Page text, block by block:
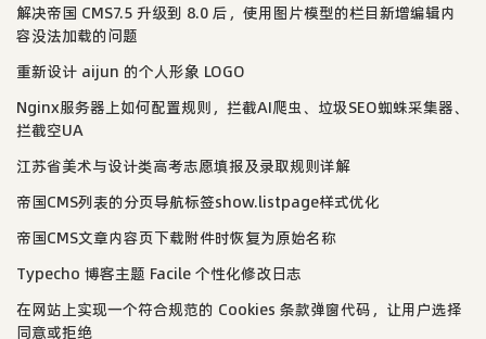
解决帝国 CMS7.5 升级到 8.0 后，使用图片模型的栏目新增编辑内
容没法加载的问题
重新设计 aijun 的个人形象 LOGO
Nginx服务器上如何配置规则，拦截AI爬虫、垃圾SEO蜘蛛采集器、
拦截空UA
江苏省美术与设计类高考志愿填报及录取规则详解
帝国CMS列表的分页导航标签show.listpage样式优化
帝国CMS文章内容页下载附件时恢复为原始名称
Typecho 博客主题 Facile 个性化修改日志
在网站上实现一个符合规范的 Cookies 条款弹窗代码，让用户选择
同意或拒绝